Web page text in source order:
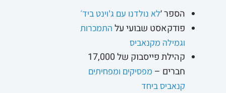
הספר ׳לא נולדנו עם ג'וינט ביד׳
פודקאסט שבועי על התמכרות
וגמילה מקנאביס
קהילת פייסבוק של 17,000
חברים – מפסיקים ומפחיתים
קנאביס ביחד